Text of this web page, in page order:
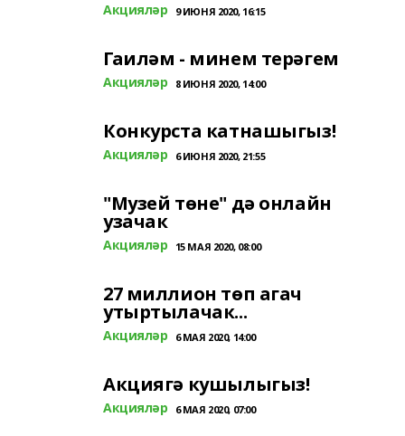
Акцияләр 9 ИЮНЯ 2020, 16:15
Гаиләм - минем терәгем
Акцияләр 8 ИЮНЯ 2020, 14:00
Конкурста катнашыгыз!
Акцияләр 6 ИЮНЯ 2020, 21:55
"Музей төне" дә онлайн
узачак
Акцияләр 15 МАЯ 2020, 08:00
27 миллион төп агач
утыртылачак...
Акцияләр 6 МАЯ 2020, 14:00
Акциягә кушылыгыз!
Акцияләр 6 МАЯ 2020, 07:00